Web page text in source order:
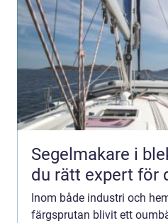
Segelmakare i blekinge
du rätt expert för
Inom både industri och
färgsprutan blivit ett